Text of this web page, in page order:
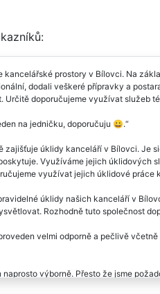
prostory v Bílovci. Na
dodali veškeré přípravky a
Určitě doporučujeme využívat služeb
na jedničku, doporučuju 😀.
zajišťuje úklidy kanceláří v Bílovci. Je
Využíváme jejich úklidových
využívat jejich úklidové práce
úklidy našich kanceláří v
Rozhodně tuto společnost
velmi odporně a pečlivě
výborně. Přesto že jsme